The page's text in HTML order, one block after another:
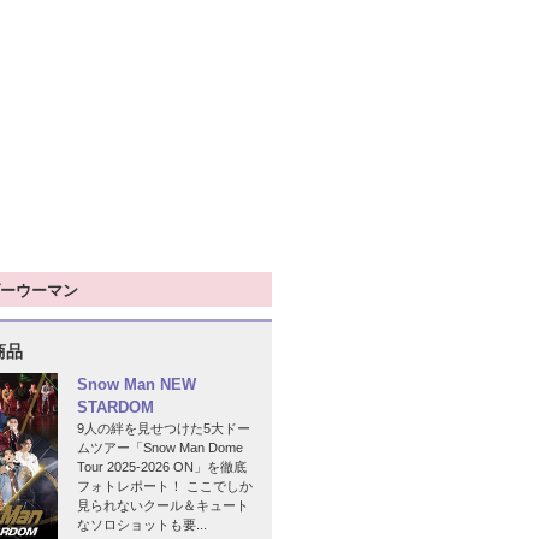
ウーマン
品
Snow Man NEW
STARDOM
9人の絆を見せつけた5大ドー
ムツアー「Snow Man Dome
Tour 2025-2026 ON」を徹底
フォトレポート！ ここでしか
見られないクール＆キュート
なソロショットも要...